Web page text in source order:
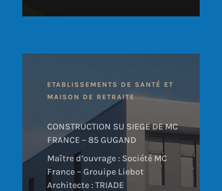
ETABLISSEMENTS DE SANTÉ ET
MAISON DE RETRAITE
CONSTRUCTION SU SIEGE DE MC
FRANCE – 85 GUGAND
Maître d’ouvrage : Société MC
France – Grouipe Liebot
Architecte : TRIADE